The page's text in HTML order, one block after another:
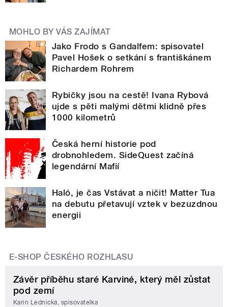
MOHLO BY VÁS ZAJÍMAT
Jako Frodo s Gandalfem: spisovatel
Pavel Hošek o setkání s františkánem
Richardem Rohrem
Rybičky jsou na cestě! Ivana Rybová
ujde s pěti malými dětmi klidně přes
1000 kilometrů
Česká herní historie pod
drobnohledem. SideQuest začíná
legendární Mafií
Haló, je čas Vstávat a ničit! Matter Tua
na debutu přetavují vztek v bezuzdnou
energii
E-SHOP ČESKÉHO ROZHLASU
Závěr příběhu staré Karviné, který měl zůstat
pod zemí
Karin Lednická, spisovatelka